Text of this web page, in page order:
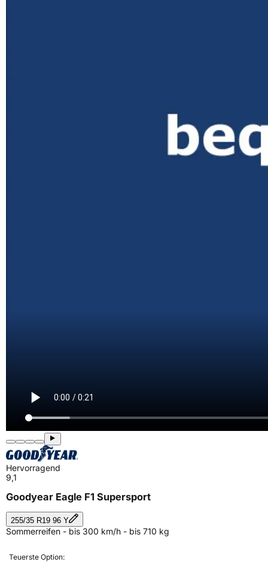
Hervorragend
9,1
Goodyear Eagle F1 Supersport
255/35 R19 96 Y
Sommerreifen - bis 300 km/h - bis 710 kg
Teuerste Option: